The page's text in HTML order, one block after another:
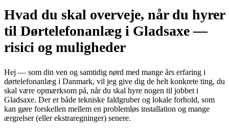
Hvad du skal overveje, når du hyrer
til Dørtelefonanlæg i Gladsaxe —
risici og muligheder
Hej — som din ven og samtidig nørd med mange års erfaring i
dørtelefonanlæg i Danmark, vil jeg give dig de helt konkrete ting, du
skal være opmærksom på, når du skal hyre nogen til jobbet i
Gladsaxe. Der er både tekniske faldgruber og lokale forhold, som
kan gøre forskellen mellem en problemløs installation og mange
ærgrelser (eller ekstraregninger) senere.